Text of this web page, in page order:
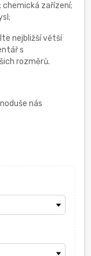
zařízení;
nejbližší větší
s
rozměrů.
nás